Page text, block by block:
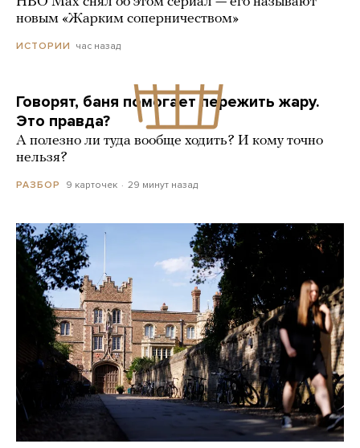
новым «Жарким соперничеством»
ИСТОРИИ час назад
Говорят, баня помогает пережить жару.
Это правда?
А полезно ли туда вообще ходить? И кому точно
нельзя?
РАЗБОР 9 карточек 29 минут назад